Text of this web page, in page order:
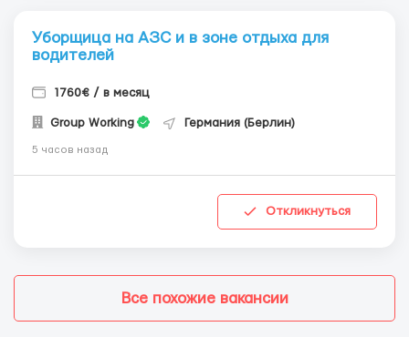
Уборщица на АЗС и в зоне отдыха для
водителей
1760€ / в месяц
Group Working Германия (Берлин)
5 часов назад
Откликнуться
Все похожие вакансии